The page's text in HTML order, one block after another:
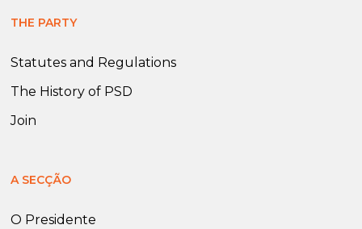
THE PARTY
Statutes and Regulations
The History of PSD
Join
A SECÇÃO
O Presidente